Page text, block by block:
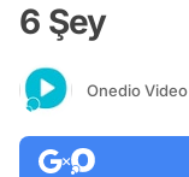
6 Şey
Onedio Video